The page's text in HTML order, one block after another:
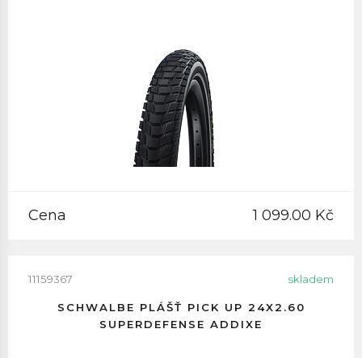
Cena 1 099.00 Kč
11159367 skladem
SCHWALBE PLÁŠŤ PICK UP 24X2.60
SUPERDEFENSE ADDIXE